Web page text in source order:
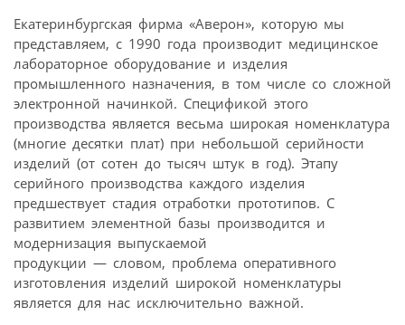
Екатеринбургская фирма «Аверон», которую мы
представляем, с 1990 года производит медицинское
лабораторное оборудование и изделия
промышленного назначения, в том числе со сложной
электронной начинкой. Спецификой этого
производства является весьма широкая номенклатура
(многие десятки плат) при небольшой серийности
изделий (от сотен до тысяч штук в год). Этапу
серийного производства каждого изделия
предшествует стадия отработки прототипов. С
развитием элементной базы производится и
модернизация выпускаемой
продукции — словом, проблема оперативного
изготовления изделий широкой номенклатуры
является для нас исключительно важной.